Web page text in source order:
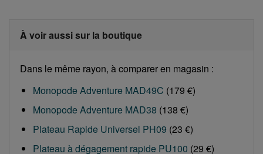
À voir aussi sur la boutique
Dans le même rayon, à comparer en magasin :
Monopode Adventure MAD49C (179 €)
Monopode Adventure MAD38 (138 €)
Plateau Rapide Universel PH09 (23 €)
Plateau à dégagement rapide PU100 (29 €)